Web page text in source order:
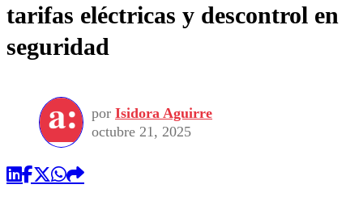
tarifas eléctricas y descontrol en
seguridad
por Isidora Aguirre
octubre 21, 2025